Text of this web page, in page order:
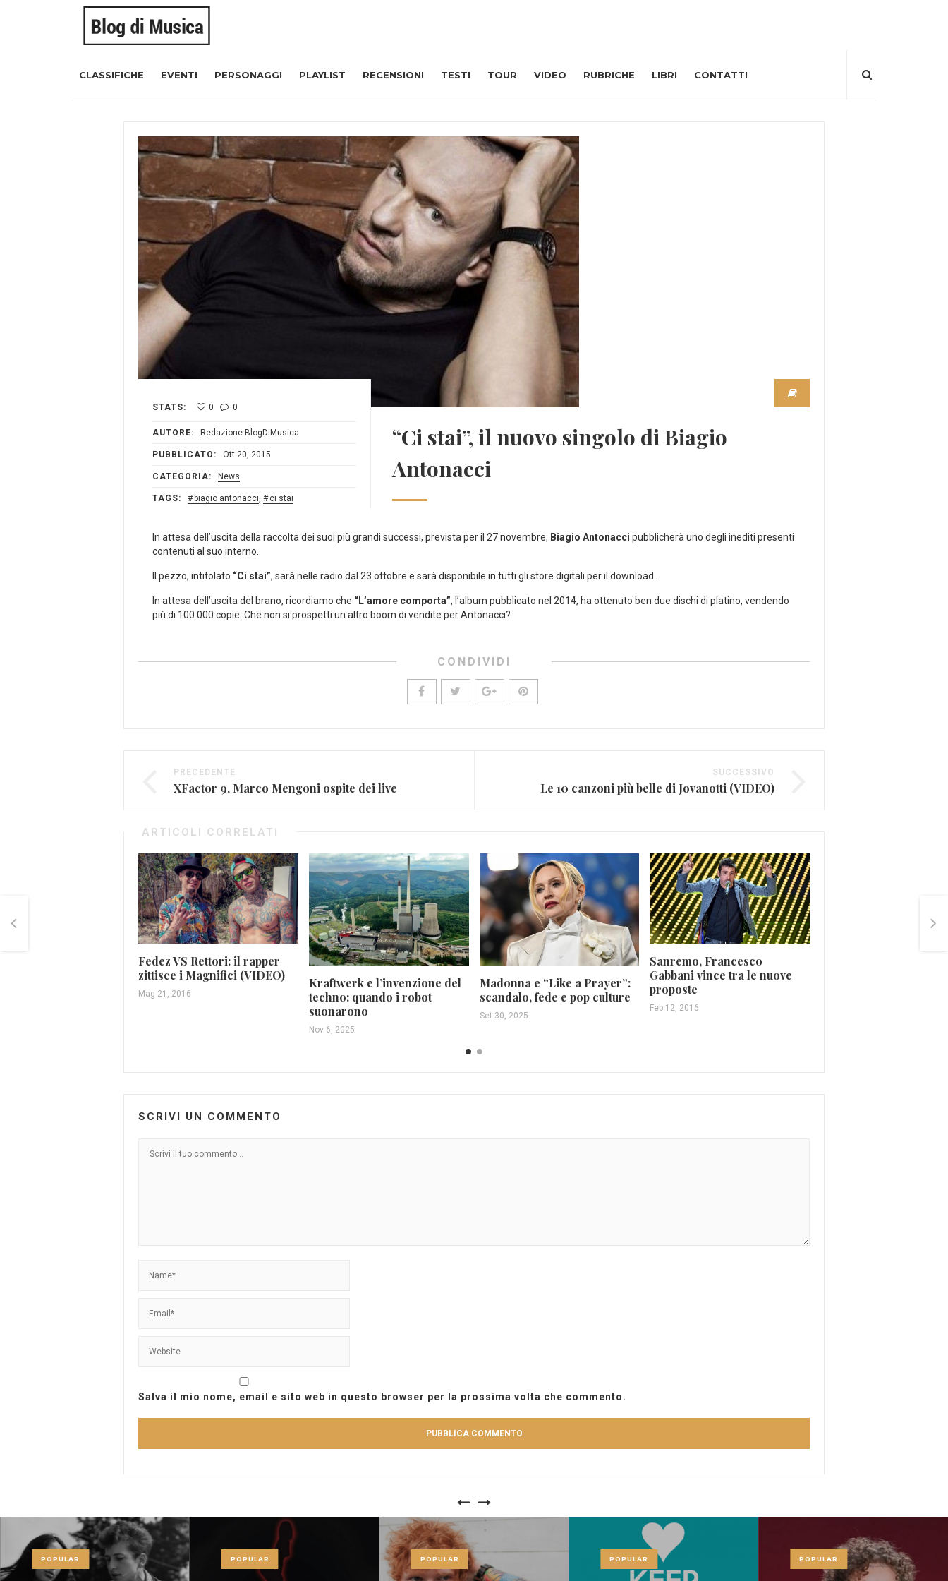
CLASSIFICHE EVENTI PERSONAGGI PLAYLIST RECENSIONI TESTI TOUR VIDEO RUBRICHE LIBRI CONTATTI
STATS: 0 0
AUTORE: Redazione BlogDiMusica
PUBBLICATO: Ott 20, 2015
CATEGORIA: News
TAGS: biagio antonacci, ci stai
“Ci stai”, il nuovo singolo di Biagio
Antonacci
In attesa dell’uscita della raccolta dei suoi più grandi successi, prevista per il 27 novembre, Biagio Antonacci pubblicherà uno degli inediti presenti
contenuti al suo interno.
Il pezzo, intitolato “Ci stai”, sarà nelle radio dal 23 ottobre e sarà disponibile in tutti gli store digitali per il download.
In attesa dell’uscita del brano, ricordiamo che “L’amore comporta”, l’album pubblicato nel 2014, ha ottenuto ben due dischi di platino, vendendo
più di 100.000 copie. Che non si prospetti un altro boom di vendite per Antonacci?
CONDIVIDI
PRECEDENTE
XFactor 9, Marco Mengoni ospite dei live
SUCCESSIVO
Le 10 canzoni più belle di Jovanotti (VIDEO)
ARTICOLI CORRELATI
Fedez VS Rettori: il rapper
zittisce i Magnifici (VIDEO)
Mag 21, 2016
Kraftwerk e l’invenzione del
techno: quando i robot
suonarono
Nov 6, 2025
Madonna e “Like a Prayer”:
scandalo, fede e pop culture
Set 30, 2025
Sanremo, Francesco
Gabbani vince tra le nuove
proposte
Feb 12, 2016
Eurovision Song
2017, la finale: forza
SCRIVI UN COMMENTO
Salva il mio nome, email e sito web in questo browser per la prossima volta che commento.
POPULAR POPULAR POPULAR POPULAR POPULAR